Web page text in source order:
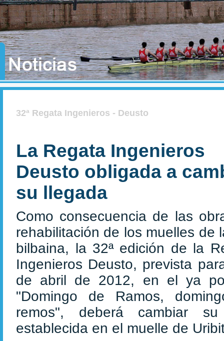
32ª Regata Ingenieros - Deusto
La Regata Ingenieros
Deusto obligada a
su llegada
Como consecuencia de las
rehabilitación de los muelles de
bilbaina, la 32ª edición de la
Ingenieros Deusto, prevista
de abril de 2012, en el ya
"Domingo de Ramos,
remos", deberá cambiar
establecida en el muelle de